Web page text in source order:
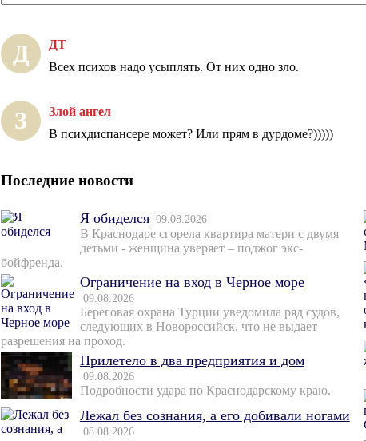
Д ДТ
Всех психов надо усыплять. От них одно зло.
З Злой ангел
В психдиспансере может? Или прям в дурдоме?)))))
Последние новости
Я обиделся 09.08.2026
В Краснодаре сгорела квартира матери с двумя
детьми - женщина уверяет – поджог экс-
бойфренда.
Ограничение на вход в Черное море
09.08.2026
Береговая охрана Турции уведомила ряд судов,
следующих в Новороссийск, что не выдает
разрешения на проход.
Прилетело в два предприятия и дом
09.08.2026
Подробности удара по Краснодарскому краю.
Лежал без сознания, а его добивали ногами
08.08.2026